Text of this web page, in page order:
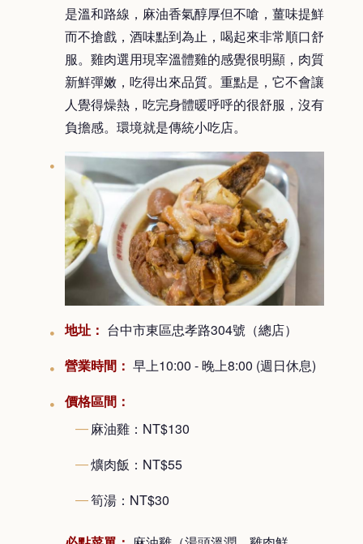
是溫和路線，麻油香氣醇厚但不嗆，薑味提鮮
而不搶戲，酒味點到為止，喝起來非常順口舒
服。雞肉選用現宰溫體雞的感覺很明顯，肉質
新鮮彈嫩，吃得出來品質。重點是，它不會讓
人覺得燥熱，吃完身體暖呼呼的很舒服，沒有
負擔感。環境就是傳統小吃店。
地址： 台中市東區忠孝路304號（總店）
營業時間： 早上10:00 - 晚上8:00 (週日休息)
價格區間：
麻油雞：NT$130
爌肉飯：NT$55
筍湯：NT$30